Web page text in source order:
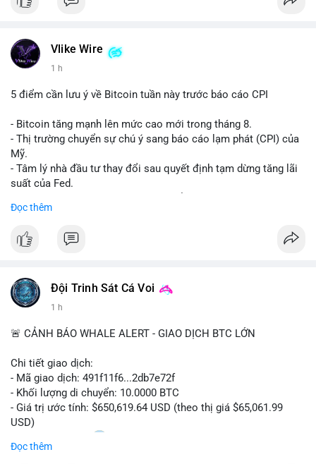
Vlike Wire
1 h
5 điểm cần lưu ý về Bitcoin tuần này trước báo cáo CPI
- Bitcoin tăng mạnh lên mức cao mới trong tháng 8.
- Thị trường chuyển sự chú ý sang báo cáo lạm phát (CPI) của
Mỹ.
- Tâm lý nhà đầu tư thay đổi sau quyết định tạm dừng tăng lãi
suất của Fed.
theo.
#bitcoin #btc #cryptonews
#vlikevn #titanbot
📰 Nguồn: Cointelegraph
Đọc thêm
Đội Trinh Sát Cá Voi
1 h
🚨 CẢNH BÁO WHALE ALERT - GIAO DỊCH BTC LỚN
Chi tiết giao dịch:
- Mã giao dịch: 491f11f6...2db7e72f
- Khối lượng di chuyển: 10.0000 BTC
- Giá trị ước tính: $650,619.64 USD (theo thị giá $65,061.99
USD)
- Thời gian: 11:20
Đọc thêm